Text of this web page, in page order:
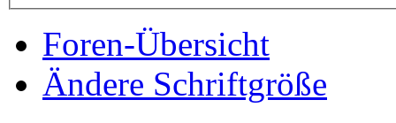
Foren-Übersicht
Ändere Schriftgröße